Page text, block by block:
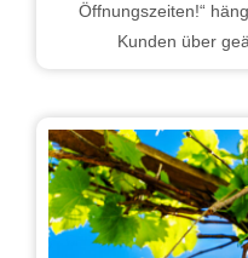
Öffnungszeiten!“
Kunden über